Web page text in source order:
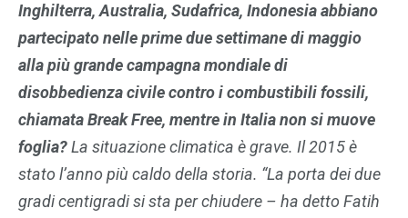
Inghilterra, Australia, Sudafrica, Indonesia abbiano
partecipato nelle prime due settimane di maggio
alla più grande campagna mondiale di
disobbedienza civile contro i combustibili fossili,
chiamata Break Free, mentre in Italia non si muove
foglia?La situazione climatica è grave. Il 2015 è
stato l’anno più caldo della storia. “La porta dei due
gradi centigradi si sta per chiudere – ha detto Fatih